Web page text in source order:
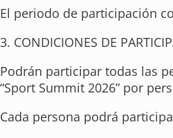
El periodo de participación
3. CONDICIONES DE
Podrán participar todas las
“Sport Summit 2026” por
Cada persona podrá